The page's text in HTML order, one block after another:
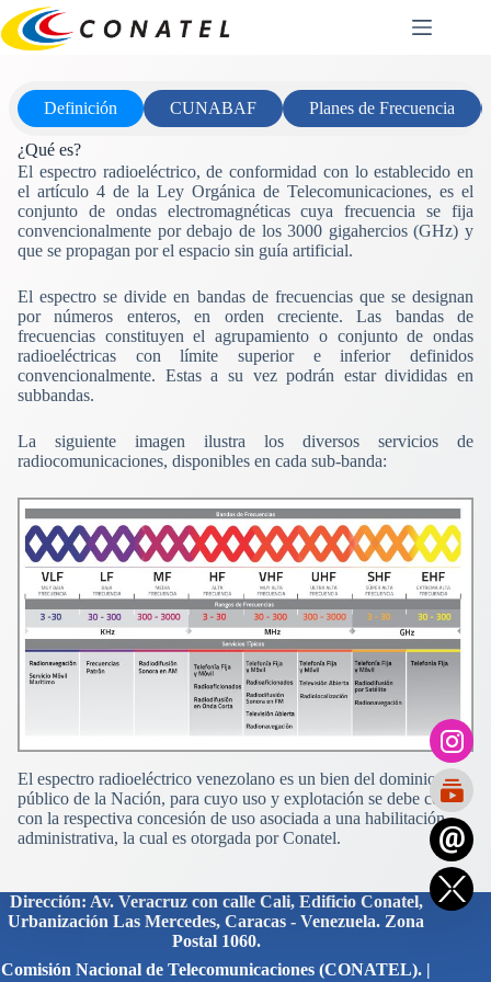
Saltar
al
contenido
Definición CUNABAF Planes de Frecuencia
¿Qué es?
El espectro radioeléctrico, de conformidad con lo establecido en
el artículo 4 de la Ley Orgánica de Telecomunicaciones, es el
conjunto de ondas electromagnéticas cuya frecuencia se fija
convencionalmente por debajo de los 3000 gigahercios (GHz) y
que se propagan por el espacio sin guía artificial.
El espectro se divide en bandas de frecuencias que se designan
por números enteros, en orden creciente. Las bandas de
frecuencias constituyen el agrupamiento o conjunto de ondas
radioeléctricas con límite superior e inferior definidos
convencionalmente. Estas a su vez podrán estar divididas en
subbandas.
La siguiente imagen ilustra los diversos servicios de
radiocomunicaciones, disponibles en cada sub-banda:
El espectro radioeléctrico venezolano es un bien del dominio
público de la Nación, para cuyo uso y explotación se debe contar
con la respectiva concesión de uso asociada a una habilitación
administrativa, la cual es otorgada por Conatel.
Dirección: Av. Veracruz con calle Cali, Edificio Conatel,
Urbanización Las Mercedes, Caracas - Venezuela. Zona
Postal 1060.
Comisión Nacional de Telecomunicaciones (CONATEL). |